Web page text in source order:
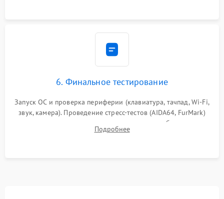
6. Финальное тестирование
Запуск ОС и проверка периферии (клавиатура, тачпад, Wi-Fi,
звук, камера). Проведение стресс-тестов (AIDA64, FurMark)
для контроля температурного режима и стабильности
системы под пиковой нагрузкой.
Подробнее